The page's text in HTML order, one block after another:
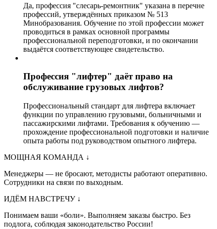
Да, профессия "слесарь-ремонтник" указана в перечне
профессий, утверждённых приказом № 513
Минобразования. Обучение по этой профессии может
проводиться в рамках основной программы
профессиональной переподготовки, и по окончании
выдаётся соответствующее свидетельство.
Профессия "лифтер" даёт право на
обслуживание грузовых лифтов?
Профессиональный стандарт для лифтера включает
функции по управлению грузовыми, больничными и
пассажирскими лифтами. Требования к обучению —
прохождение профессиональной подготовки и наличие
опыта работы под руководством опытного лифтера.
МОЩНАЯ КОМАНДА ↓
Менеджеры — не бросают, методисты работают оперативно.
Сотрудники на связи по выходным.
ИДЁМ НАВСТРЕЧУ ↓
Понимаем ваши «боли». Выполняем заказы быстро. Без
подлога, соблюдая законодательство России!